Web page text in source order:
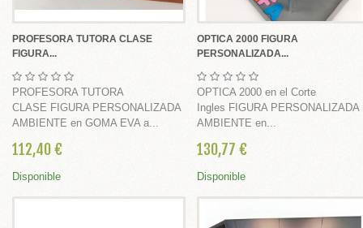
PROFESORA TUTORA CLASE
FIGURA...
PROFESORA TUTORA
CLASE FIGURA PERSONALIZADA
AMBIENTE en GOMA EVA a...
112,40 €
Disponible
OPTICA 2000 FIGURA
PERSONALIZADA...
OPTICA 2000 en el Corte
Ingles FIGURA PERSONALIZADA
AMBIENTE en...
130,77 €
Disponible